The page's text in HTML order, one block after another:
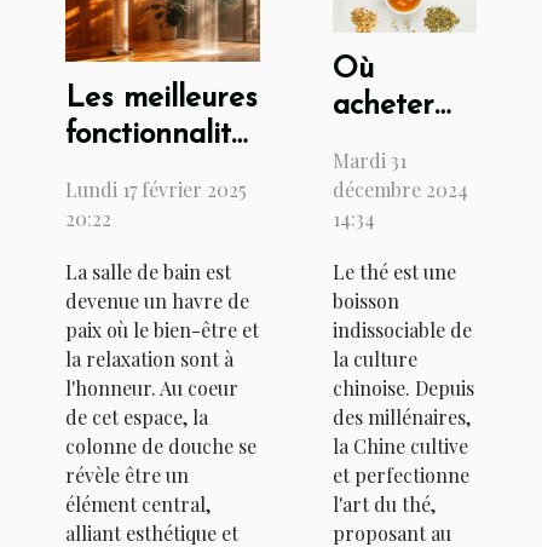
Les meilleures
fonctionnalités
dans une
douche
Lundi 17 février 2025
20:22
La salle de bain est
devenue un havre de
paix où le bien-être et
la relaxation sont à
l'honneur. Au coeur
de cet espace, la
colonne de douche se
révèle être un
élément central,
alliant esthétique et
Où
acheter
meilleurs
thés de
Mardi 31
décembre 2024
14:34
Le thé est une
boisson
indissociable de
la culture
chinoise. Depuis
des millénaires,
la Chine cultive
et perfectionne
l'art du thé,
proposant au